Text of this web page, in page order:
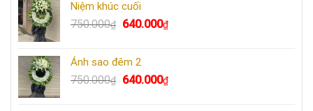
730.000₫.
670.000₫.
Niệm khúc cuối
750.000₫
Giá
750.000₫.
640.000₫Giá
640.000₫.
Ánh sao đêm 2
750.000₫
Giá
640.000₫Giá